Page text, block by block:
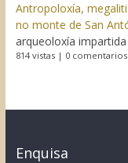
Antropoloxía,
no monte de San
arqueoloxía impartida
814 vistas| 0 comentarios
Enquisa